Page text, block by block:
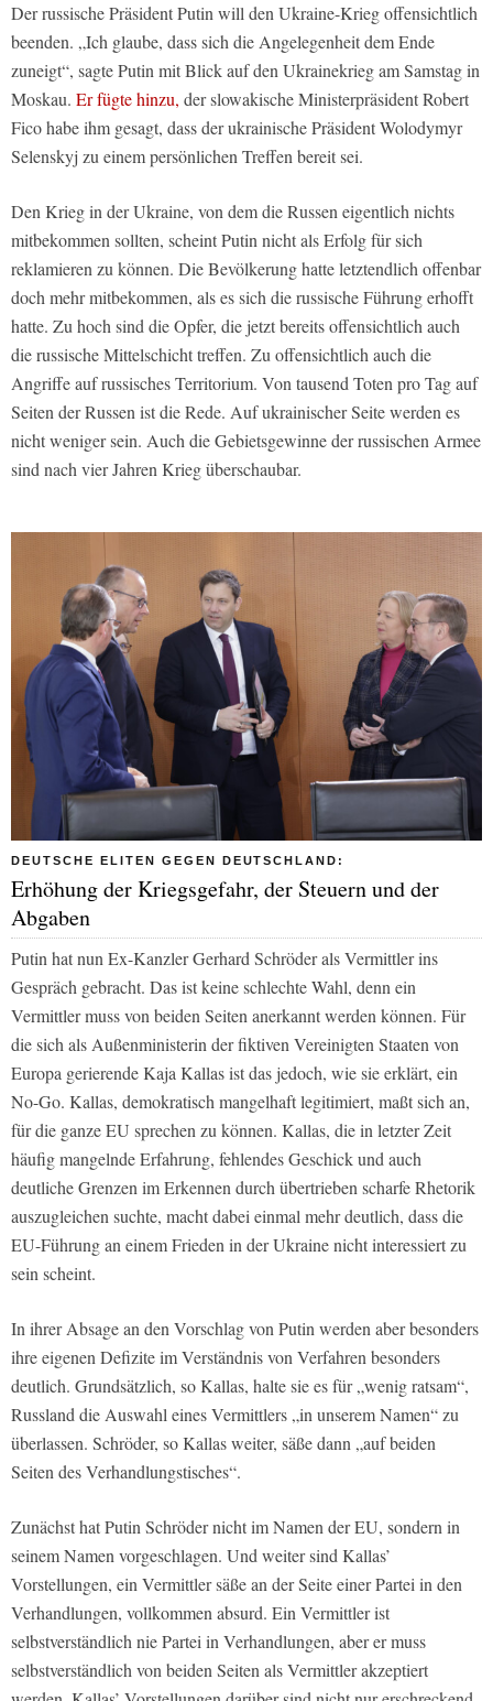
Der russische Präsident Putin will den Ukraine-Krieg offensichtlich
beenden. „Ich glaube, dass sich die Angelegenheit dem Ende
zuneigt“, sagte Putin mit Blick auf den Ukrainekrieg am Samstag in
Moskau. Er fügte hinzu, der slowakische Ministerpräsident Robert
Fico habe ihm gesagt, dass der ukrainische Präsident Wolodymyr
Selenskyj zu einem persönlichen Treffen bereit sei.
Den Krieg in der Ukraine, von dem die Russen eigentlich nichts
mitbekommen sollten, scheint Putin nicht als Erfolg für sich
reklamieren zu können. Die Bevölkerung hatte letztendlich offenbar
doch mehr mitbekommen, als es sich die russische Führung erhofft
hatte. Zu hoch sind die Opfer, die jetzt bereits offensichtlich auch
die russische Mittelschicht treffen. Zu offensichtlich auch die
Angriffe auf russisches Territorium. Von tausend Toten pro Tag auf
Seiten der Russen ist die Rede. Auf ukrainischer Seite werden es
nicht weniger sein. Auch die Gebietsgewinne der russischen Armee
sind nach vier Jahren Krieg überschaubar.
DEUTSCHE ELITEN GEGEN DEUTSCHLAND:
Erhöhung der Kriegsgefahr, der Steuern und der
Abgaben
Putin hat nun Ex-Kanzler Gerhard Schröder als Vermittler ins
Gespräch gebracht. Das ist keine schlechte Wahl, denn ein
Vermittler muss von beiden Seiten anerkannt werden können. Für
die sich als Außenministerin der fiktiven Vereinigten Staaten von
Europa gerierende Kaja Kallas ist das jedoch, wie sie erklärt, ein
No-Go. Kallas, demokratisch mangelhaft legitimiert, maßt sich an,
für die ganze EU sprechen zu können. Kallas, die in letzter Zeit
häufig mangelnde Erfahrung, fehlendes Geschick und auch
deutliche Grenzen im Erkennen durch übertrieben scharfe Rhetorik
auszugleichen suchte, macht dabei einmal mehr deutlich, dass die
EU-Führung an einem Frieden in der Ukraine nicht interessiert zu
sein scheint.
In ihrer Absage an den Vorschlag von Putin werden aber besonders
ihre eigenen Defizite im Verständnis von Verfahren besonders
deutlich. Grundsätzlich, so Kallas, halte sie es für „wenig ratsam“,
Russland die Auswahl eines Vermittlers „in unserem Namen“ zu
überlassen. Schröder, so Kallas weiter, säße dann „auf beiden
Seiten des Verhandlungstisches“.
Zunächst hat Putin Schröder nicht im Namen der EU, sondern in
seinem Namen vorgeschlagen. Und weiter sind Kallas’
Vorstellungen, ein Vermittler säße an der Seite einer Partei in den
Verhandlungen, vollkommen absurd. Ein Vermittler ist
selbstverständlich nie Partei in Verhandlungen, aber er muss
selbstverständlich von beiden Seiten als Vermittler akzeptiert